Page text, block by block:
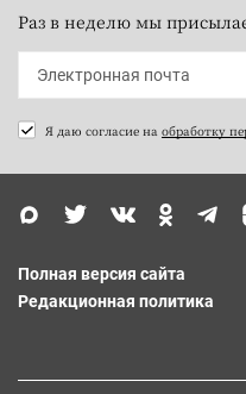
Раз в неделю мы
Я даю согласие на обработку
Полная версия сайта
Редакционная политика